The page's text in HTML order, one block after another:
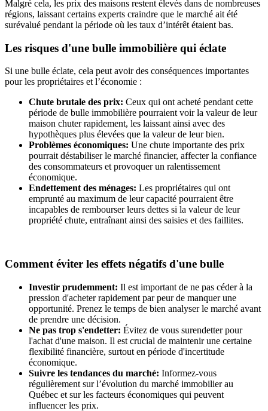
Malgré cela, les prix des maisons restent élevés dans de nombreuses
régions, laissant certains experts craindre que le marché ait été
surévalué pendant la période où les taux d’intérêt étaient bas.
Les risques d'une bulle immobilière qui éclate
Si une bulle éclate, cela peut avoir des conséquences importantes
pour les propriétaires et l’économie :
Chute brutale des prix: Ceux qui ont acheté pendant cette
période de bulle immobilière pourraient voir la valeur de leur
maison chuter rapidement, les laissant ainsi avec des
hypothèques plus élevées que la valeur de leur bien.
Problèmes économiques: Une chute importante des prix
pourrait déstabiliser le marché financier, affecter la confiance
des consommateurs et provoquer un ralentissement
économique.
Endettement des ménages: Les propriétaires qui ont
emprunté au maximum de leur capacité pourraient être
incapables de rembourser leurs dettes si la valeur de leur
propriété chute, entraînant ainsi des saisies et des faillites.
Comment éviter les effets négatifs d'une bulle
Investir prudemment: Il est important de ne pas céder à la
pression d'acheter rapidement par peur de manquer une
opportunité. Prenez le temps de bien analyser le marché avant
de prendre une décision.
Ne pas trop s'endetter: Évitez de vous surendetter pour
l'achat d'une maison. Il est crucial de maintenir une certaine
flexibilité financière, surtout en période d'incertitude
économique.
Suivre les tendances du marché: Informez-vous
régulièrement sur l’évolution du marché immobilier au
Québec et sur les facteurs économiques qui peuvent
influencer les prix.